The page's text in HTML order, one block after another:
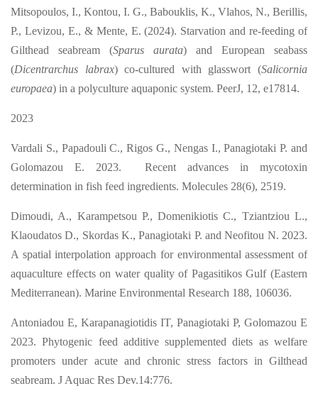
Mitsopoulos, I., Kontou, I. G., Babouklis, K., Vlahos, N., Berillis,
P., Levizou, E., & Mente, E. (2024). Starvation and re-feeding of
Gilthead seabream (Sparus aurata) and European seabass
(Dicentrarchus labrax) co-cultured with glasswort (Salicornia
europaea) in a polyculture aquaponic system. PeerJ, 12, e17814.
2023
Vardali S., Papadouli C., Rigos G., Nengas I., Panagiotaki P. and
Golomazou E. 2023. Recent advances in mycotoxin
determination in fish feed ingredients. Molecules 28(6), 2519.
Dimoudi, A., Karampetsou P., Domenikiotis C., Tziantziou L.,
Klaoudatos D., Skordas K., Panagiotaki P. and Neofitou N. 2023.
A spatial interpolation approach for environmental assessment of
aquaculture effects on water quality of Pagasitikos Gulf (Eastern
Mediterranean). Marine Environmental Research 188, 106036.
Antoniadou E, Karapanagiotidis IT, Panagiotaki P, Golomazou E
2023. Phytogenic feed additive supplemented diets as welfare
promoters under acute and chronic stress factors in Gilthead
seabream. J Aquac Res Dev.14:776.